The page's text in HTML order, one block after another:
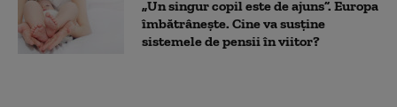
„Un singur copil este de ajuns”. Europa
îmbătrânește. Cine va susține
sistemele de pensii în viitor?